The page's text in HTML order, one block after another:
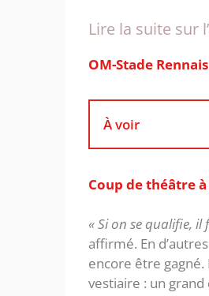
Lire la suite sur
OM-Stade
À voir
Coup de théâtre
« Si on se qualifie,
affirmé. En
encore être gagné.
vestiaire : un grand